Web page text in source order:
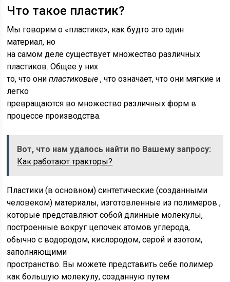
Что такое пластик?
Мы говорим о «пластике», как будто это один
материал, но
на самом деле существует множество различных
пластиков. Общее у них
то, что онипластиковые , что означает, что они мягкие и
легко
превращаются во множество различных форм в
процессе производства.
Вот, что нам удалось найти по Вашему запросу:
Как работают тракторы?
Пластики (в основном) синтетические (созданными
человеком) материалы, изготовленные из полимеров ,
которые представляют собой длинные молекулы,
построенные вокруг цепочек атомов углерода,
обычно с водородом, кислородом, серой и азотом,
заполняющими
пространство. Вы можете представить себе полимер
как большую молекулу, созданную путем